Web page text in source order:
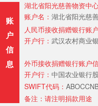
账
户
信
息
湖北省阳光慈善物资中
账户名： 湖北省阳光慈
人民币接收捐赠银行账
开户行： 武汉农村商业
外币接收捐赠银行账户
开户行： 中国农业银行
SWIFT代码：
备注：请注明捐款用途